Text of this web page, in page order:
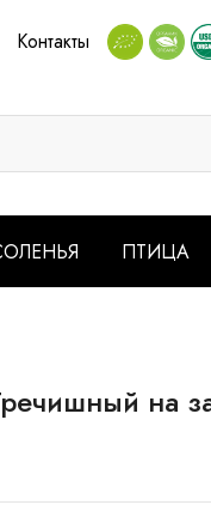
Контакты
ПТИЦА
на